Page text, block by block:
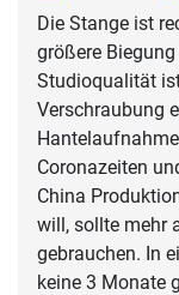
Die Stange ist
größere
Studioqualität
Verschraubung
Coronazeiten
China
will, sollte mehr
gebrauchen. In
keine 3 Monate